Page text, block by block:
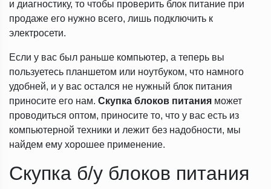
и диагностику, то чтобы проверить блок питание при
продаже его нужно всего, лишь подключить к
электросети.
Если у вас был раньше компьютер, а теперь вы
пользуетесь планшетом или ноутбуком, что намного
удобней, и у вас остался не нужный блок питания
приносите его нам. Скупка блоков питания может
проводиться оптом, приносите то, что у вас есть из
компьютерной техники и лежит без надобности, мы
найдем ему хорошее применение.
Скупка б/у блоков питания